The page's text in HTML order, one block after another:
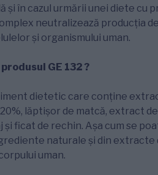
și în cazul urmării unei diete cu
neutralizează producția
și organismului uman.
GE 132 ?
dietetic care conține
lăptișor de matcă, extract
ficat de rechin. Așa cum se
naturale și din
uman.